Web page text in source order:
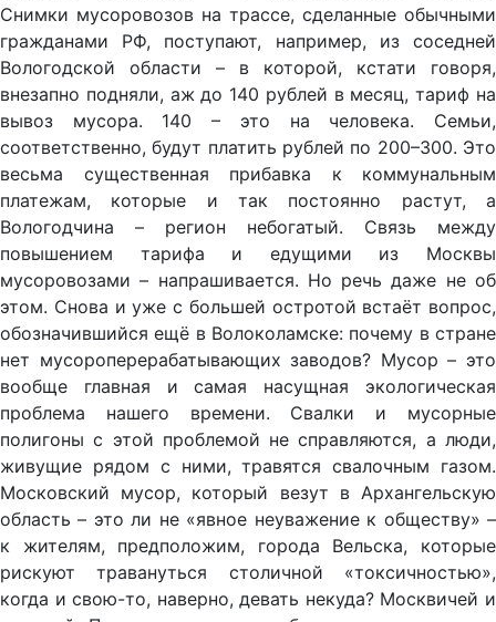
Снимки мусоровозов на трассе, сделанные обычными
гражданами РФ, поступают, например, из соседней
Вологодской области – в которой, кстати говоря,
внезапно подняли, аж до 140 рублей в месяц, тариф на
вывоз мусора. 140 – это на человека. Семьи,
соответственно, будут платить рублей по 200–300. Это
весьма существенная прибавка к коммунальным
платежам, которые и так постоянно растут, а
Вологодчина – регион небогатый. Связь между
повышением тарифа и едущими из Москвы
мусоровозами – напрашивается. Но речь даже не об
этом. Снова и уже с большей остротой встаёт вопрос,
обозначившийся ещё в Волоколамске: почему в стране
нет мусороперерабатывающих заводов? Мусор – это
вообще главная и самая насущная экологическая
проблема нашего времени. Свалки и мусорные
полигоны с этой проблемой не справляются, а люди,
живущие рядом с ними, травятся свалочным газом.
Московский мусор, который везут в Архангельскую
область – это ли не «явное неуважение к обществу» –
к жителям, предположим, города Вельска, которые
рискуют травануться столичной «токсичностью»,
когда и свою-то, наверно, девать некуда? Москвичей и